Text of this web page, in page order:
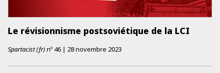
Le révisionnisme postsoviétique de la LCI
Spartacist (fr)nº 46 | 28 novembre 2023